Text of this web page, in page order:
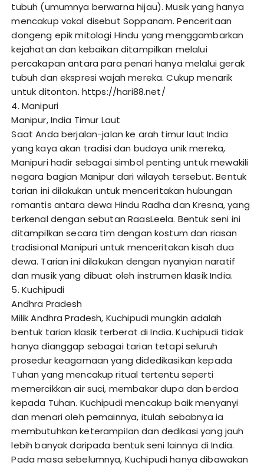
tubuh (umumnya berwarna hijau). Musik yang hanya
mencakup vokal disebut Soppanam. Penceritaan
dongeng epik mitologi Hindu yang menggambarkan
kejahatan dan kebaikan ditampilkan melalui
percakapan antara para penari hanya melalui gerak
tubuh dan ekspresi wajah mereka. Cukup menarik
untuk ditonton. https://hari88.net/
4. Manipuri
Manipur, India Timur Laut
Saat Anda berjalan-jalan ke arah timur laut India
yang kaya akan tradisi dan budaya unik mereka,
Manipuri hadir sebagai simbol penting untuk mewakili
negara bagian Manipur dari wilayah tersebut. Bentuk
tarian ini dilakukan untuk menceritakan hubungan
romantis antara dewa Hindu Radha dan Kresna, yang
terkenal dengan sebutan RaasLeela. Bentuk seni ini
ditampilkan secara tim dengan kostum dan riasan
tradisional Manipuri untuk menceritakan kisah dua
dewa. Tarian ini dilakukan dengan nyanyian naratif
dan musik yang dibuat oleh instrumen klasik India.
5. Kuchipudi
Andhra Pradesh
Milik Andhra Pradesh, Kuchipudi mungkin adalah
bentuk tarian klasik terberat di India. Kuchipudi tidak
hanya dianggap sebagai tarian tetapi seluruh
prosedur keagamaan yang didedikasikan kepada
Tuhan yang mencakup ritual tertentu seperti
memercikkan air suci, membakar dupa dan berdoa
kepada Tuhan. Kuchipudi mencakup baik menyanyi
dan menari oleh pemainnya, itulah sebabnya ia
membutuhkan keterampilan dan dedikasi yang jauh
lebih banyak daripada bentuk seni lainnya di India.
Pada masa sebelumnya, Kuchipudi hanya dibawakan